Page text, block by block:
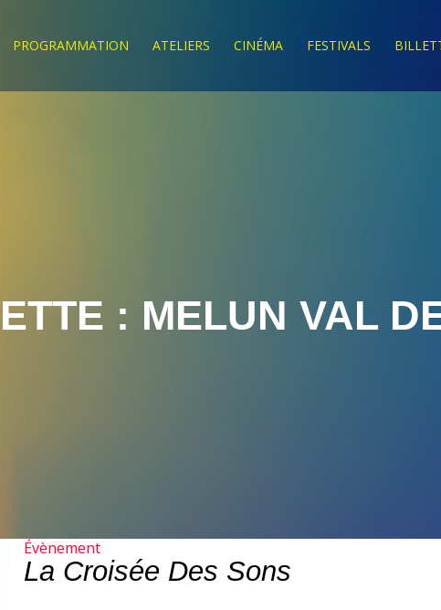
PROGRAMMATION ATELIERS CINÉMA FESTIVALS
: MELUN VAL
Évènement
La Croisée Des Sons